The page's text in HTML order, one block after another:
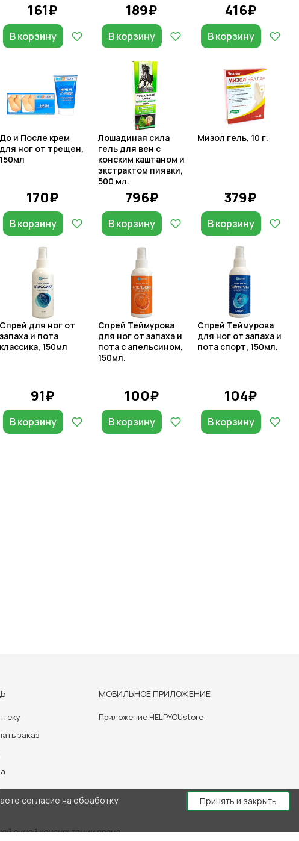
161₽
В корзину
189₽
В корзину
416₽
В корзину
До и После крем
для ног от трещен,
150мл
170₽
В корзину
Лошадиная сила
гель для вен с
конским каштаном и
экстрактом пиявки,
500 мл.
796₽
В корзину
Мизол гель, 10 г.
379₽
В корзину
Спрей для ног от
запаха и пота
классика, 150мл
91₽
В корзину
Спрей Теймурова
для ног от запаха и
пота с апельсином,
150мл.
100₽
В корзину
Спрей Теймурова
для ног от запаха и
пота спорт, 150мл.
104₽
В корзину
согласие на обработку
Принять и закрыть
заказ
МОБИЛЬНОЕ ПРИЛОЖЕНИЕ
Приложение HELPYOUstore
очной консультации врача.